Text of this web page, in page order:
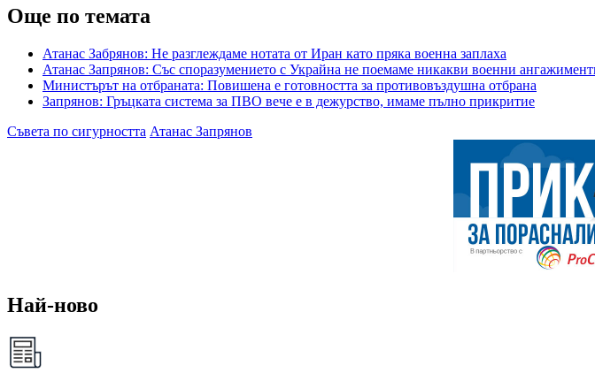
Още по темата
Атанас Забрянов: Не разглеждаме нотата от Иран като пряка военна заплаха
Атанас Запрянов: Със споразумението с Украйна не поемаме никакви военни
Министърът на отбраната: Повишена е готовността за противовъздушна отбрана
Запрянов: Гръцката система за ПВО вече е в дежурство, имаме пълно прикритие
Съвета по сигурността Атанас Запрянов
Най-ново